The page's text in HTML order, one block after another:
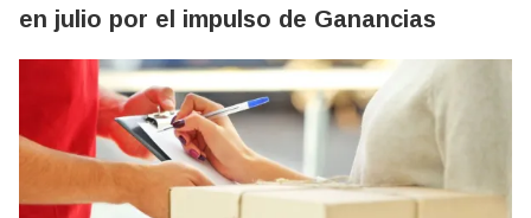
en julio por el impulso de Ganancias